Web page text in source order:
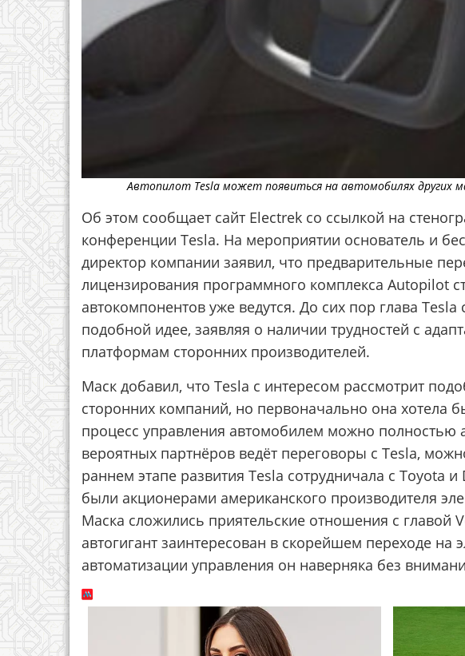
Автопилот Tesla может появиться на автомобилях других
Об этом сообщает сайт Electrek со ссылкой на
конференции Tesla. На мероприятии основатель и
директор компании заявил, что предварительные
лицензирования программного комплекса Autopilot
автокомпонентов уже ведутся. До сих пор глава Tesla
подобной идее, заявляя о наличии трудностей с
платформам сторонних производителей.
Маск добавил, что Tesla с интересом рассмотрит
сторонних компаний, но первоначально она хотела
процесс управления автомобилем можно полностью
вероятных партнёров ведёт переговоры с Tesla,
раннем этапе развития Tesla сотрудничала с Toyota
были акционерами американского производителя
Маска сложились приятельские отношения с главой
автогигант заинтересован в скорейшем переходе на
автоматизации управления он наверняка без